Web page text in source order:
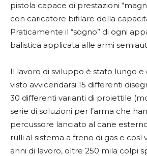
pistola capace di prestazioni
con caricatore bifilare della
Praticamente il “sogno” di ogni
balistica applicata alle armi
Il lavoro di sviluppo è stato lungo e
visto avvicendarsi 15 differenti
30 differenti varianti di proiettile
serie di soluzioni per l’arma che
percussore lanciato al cane
rulli al sistema a freno di gas e così
anni di lavoro, oltre 250 mila colpi